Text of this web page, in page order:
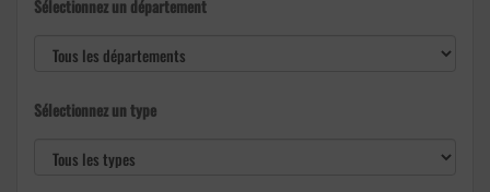
Sélectionnez un département
Sélectionnez un type